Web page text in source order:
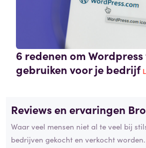
6 redenen om Wordpress
gebruiken voor je bedrijf
Reviews en ervaringen
Waar veel mensen niet al te veel bij
bedrijven gekocht en verkocht